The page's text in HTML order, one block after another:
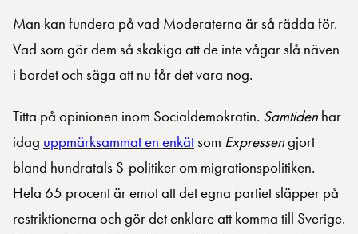
Man kan fundera på vad Moderaterna är så rädda för.
Vad som gör dem så skakiga att de inte vågar slå näven
i bordet och säga att nu får det vara nog.
Titta på opinionen inom Socialdemokratin. Samtiden har
idag uppmärksammat en enkätsom Expressengjort
bland hundratals S-politiker om migrationspolitiken.
Hela 65 procent är emot att det egna partiet släpper på
restriktionerna och gör det enklare att komma till Sverige.